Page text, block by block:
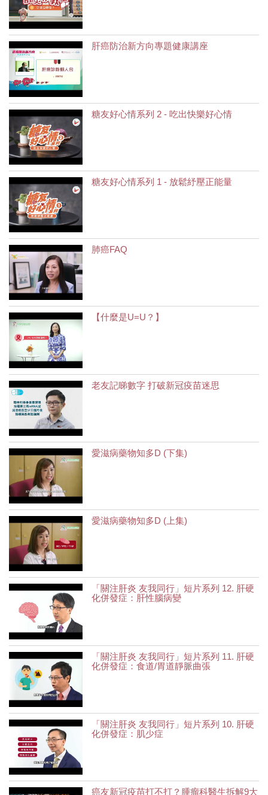
肝癌防治新方向專題健康講座
糖友好心情系列 2 - 吃出快樂好心情
糖友好心情系列 1 - 放鬆紓壓正能量
肺癌FAQ
【什麼是U=U？】
老友記睇數字 打破新冠疫苗迷思
愛滋病藥物知多D (下集)
愛滋病藥物知多D (上集)
「關注肝炎 友我同行」短片系列 12. 肝硬
化併發症：肝性腦病變
「關注肝炎 友我同行」短片系列 11. 肝硬
化併發症：食道/胃道靜脈曲張
「關注肝炎 友我同行」短片系列 10. 肝硬
化併發症：肌少症
癌友新冠疫苗打不打？腫瘤科醫生拆解9大